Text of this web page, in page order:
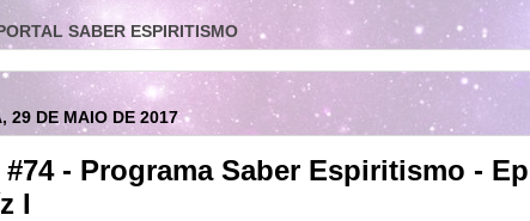
SABER ESPIRITISMO
29 DE MAIO DE 2017
#74 - Programa Saber Espiritismo -
I